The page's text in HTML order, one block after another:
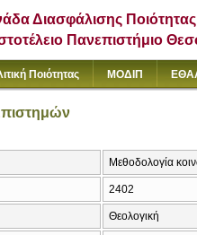
Διασφάλισης Ποιότητας
Πανεπιστήμιο
Ποιότητας ΜΟΔΙΠ
Μεθοδολογία
2402
Θεολογική